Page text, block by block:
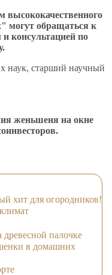
высококачественного
могут обращаться к
консультацией по
наук, старший научный
женьшеня на окне
хит для огородников!
палочке
в домашних